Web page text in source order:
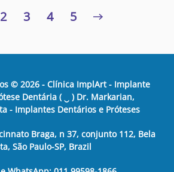
2 3 4 5
© 2026- Clínica ImplArt - Implante
Dentária ( ‿ ) Dr. Markarian,
- Implantes Dentários e Próteses
Braga, n 37, conjunto 112, Bela
São Paulo-SP, Brazil